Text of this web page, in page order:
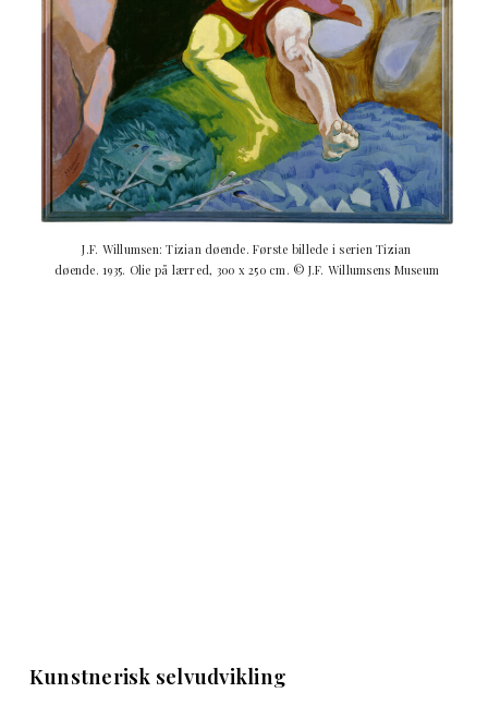
J.F. Willumsen: Tizian døende. Første billede i serien Tizian
døende. 1935. Olie på lærred, 300 x 250 cm. © J.F. Willumsens Museum
Kunstnerisk selvudvikling